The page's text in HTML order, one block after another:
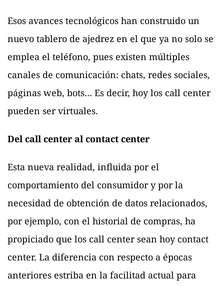
Esos avances tecnológicos han construido un
nuevo tablero de ajedrez en el que ya no solo se
emplea el teléfono, pues existen múltiples
canales de comunicación: chats, redes sociales,
páginas web, bots… Es decir, hoy los call center
pueden ser virtuales.
Del call center al contact center
Esta nueva realidad, influida por el
comportamiento del consumidor y por la
necesidad de obtención de datos relacionados,
por ejemplo, con el historial de compras, ha
propiciado que los call center sean hoy contact
center. La diferencia con respecto a épocas
anteriores estriba en la facilitad actual para